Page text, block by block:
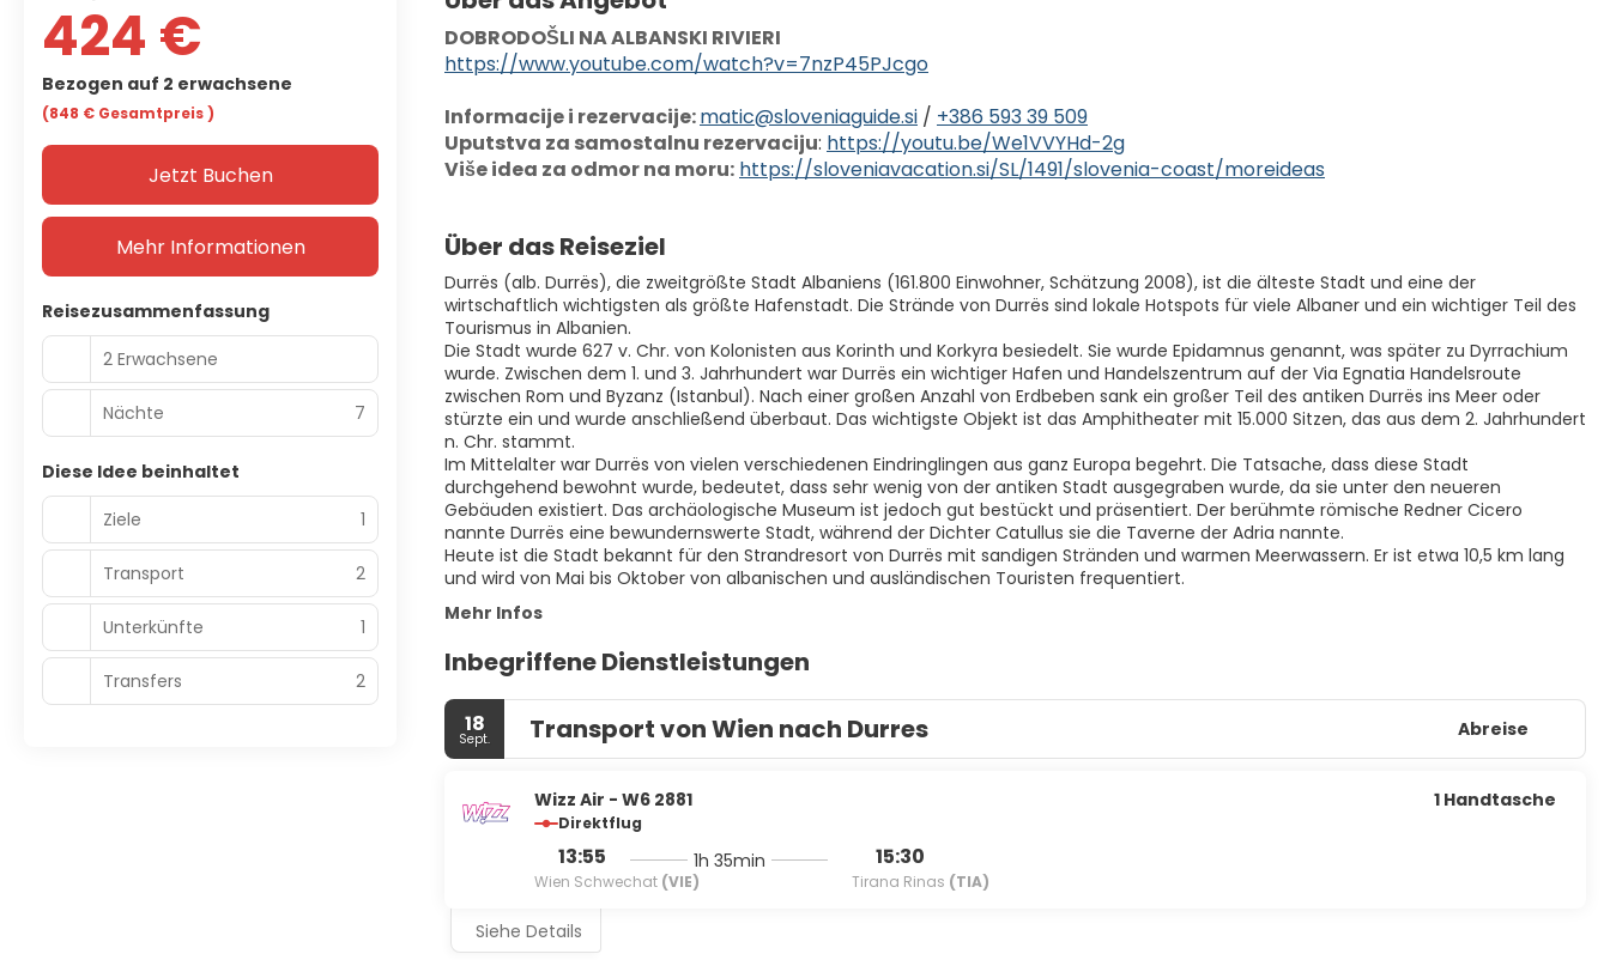
DOBRODOŠLI NA ALBANSKI RIVIERI
https://www.youtube.com/watch?v=7nzP45PJcgo
Informacije i rezervacije: matic@sloveniaguide.si / +386 593 39 509
Uputstva za samostalnu rezervaciju: https://youtu.be/We1VVYHd-2g
Više idea za odmor na moru: https://sloveniavacation.si/SL/1491/slovenia-coast/moreideas
Über das Reiseziel
Durrës (alb. Durrës), die zweitgrößte Stadt Albaniens (161.800 Einwohner, Schätzung 2008), ist die älteste Stadt und eine der
wirtschaftlich wichtigsten als größte Hafenstadt. Die Strände von Durrës sind lokale Hotspots für viele Albaner und ein wichtiger Teil des
Tourismus in Albanien.
Die Stadt wurde 627 v. Chr. von Kolonisten aus Korinth und Korkyra besiedelt. Sie wurde Epidamnus genannt, was später zu Dyrrachium
wurde. Zwischen dem 1. und 3. Jahrhundert war Durrës ein wichtiger Hafen und Handelszentrum auf der Via Egnatia Handelsroute
zwischen Rom und Byzanz (Istanbul). Nach einer großen Anzahl von Erdbeben sank ein großer Teil des antiken Durrës ins Meer oder
stürzte ein und wurde anschließend überbaut. Das wichtigste Objekt ist das Amphitheater mit 15.000 Sitzen, das aus dem 2. Jahrhundert
n. Chr. stammt.
Im Mittelalter war Durrës von vielen verschiedenen Eindringlingen aus ganz Europa begehrt. Die Tatsache, dass diese Stadt
durchgehend bewohnt wurde, bedeutet, dass sehr wenig von der antiken Stadt ausgegraben wurde, da sie unter den neueren
Gebäuden existiert. Das archäologische Museum ist jedoch gut bestückt und präsentiert. Der berühmte römische Redner Cicero
nannte Durrës eine bewundernswerte Stadt, während der Dichter Catullus sie die Taverne der Adria nannte.
Heute ist die Stadt bekannt für den Strandresort von Durrës mit sandigen Stränden und warmen Meerwassern. Er ist etwa 10,5 km lang
und wird von Mai bis Oktober von albanischen und ausländischen Touristen frequentiert.
Mehr Infos
Inbegriffene Dienstleistungen
18
Sept. Transport von Wien nach Durres Abreise
Wizz Air - W6 2881
Direktflug
13:55
Wien Schwechat (VIE)
1h 35min 15:30
Tirana Rinas (TIA)
1 Handtasche
Siehe Details
424 €
Bezogen auf 2 erwachsene
(848 € Gesamtpreis)
Jetzt Buchen
Mehr Informationen
Reisezusammenfassung
2 Erwachsene
Nächte 7
Diese Idee beinhaltet
Ziele
1
Transport 2
Unterkünfte 1
Transfers 2